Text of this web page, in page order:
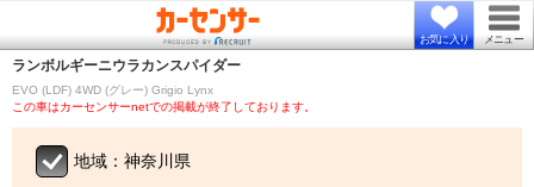
お気に入り メニュー
ランボルギーニウラカンスパイダー
EVO (LDF) 4WD (グレー) Grigio Lynx
この車はカーセンサーnetでの掲載が終了しております。
地域：神奈川県